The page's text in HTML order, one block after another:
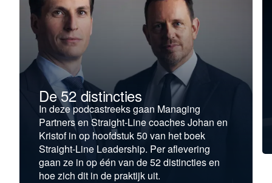
De 52 distincties
In deze podcastreeks gaan Managing
Partners en Straight-Line coaches Johan en
Kristof in op hoofdstuk 50 van het boek
Straight-Line Leadership. Per aflevering
gaan ze in op één van de 52 distincties en
hoe zich dit in de praktijk uit.